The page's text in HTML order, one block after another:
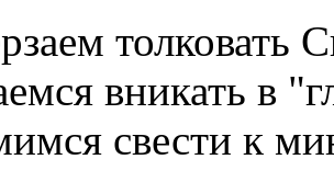
толковать
вникать в
свести к